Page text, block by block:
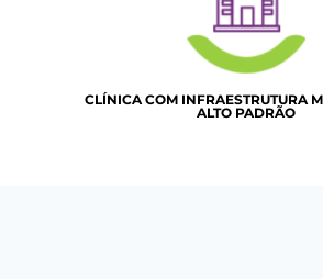
CLÍNICA COM INFRAESTRUTURA
ALTO PADRÃO